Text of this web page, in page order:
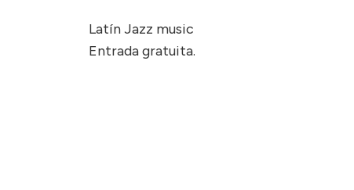
Latín Jazz music
Entrada gratuita.